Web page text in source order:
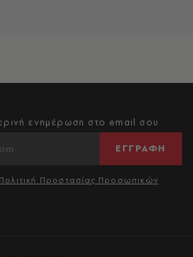
ενημέρωση στο email σου
ΕΓΓΡΑΦΗ
Πολιτική Προστασίας Προσωπικών